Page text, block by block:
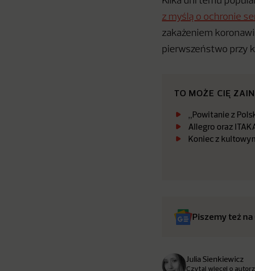
z myślą o ochronie
zakażeniem
pierwszeństwo przy
TO MOŻE CIĘ
„Powitanie z
Allegro oraz
Koniec z
Piszemy też na
Julia Sienkiewicz
Czytaj więcej o